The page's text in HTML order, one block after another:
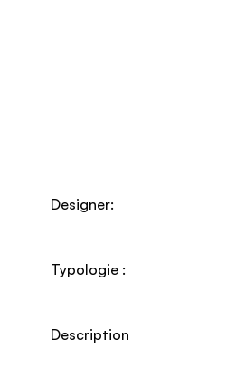
Designer:
Typologie :
Description